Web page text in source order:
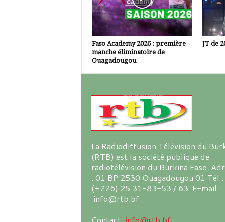
Faso Academy 2026 : première
manche éliminatoire de
Ouagadougou
JT de
La Radiodiffusion Télévision du
(RTB) est la société publique de
radiotélévision du Burkina Faso.
: 01 BP 2530 Ouagadougou 01 Tél :
(+226) 25 31-83-53 / 63 E-mail :
info@rtb.bf